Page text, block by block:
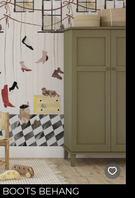
BOOTS BEHANG